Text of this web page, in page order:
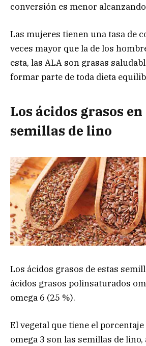
conversión es menor
Las mujeres tienen una tasa de
veces mayor que la de los
esta, las ALA son grasas
formar parte de toda dieta
Los ácidos grasos en
semillas de lino
Los ácidos grasos de estas
ácidos grasos polinsaturados
omega 6 (25 %).
El vegetal que tiene el porcentaje
omega 3 son las semillas de